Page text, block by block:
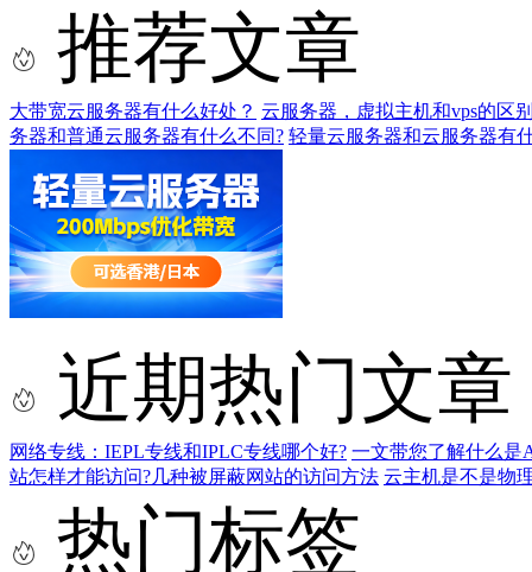
推荐文章
大带宽云服务器有什么好处？ 云服务器，虚拟主机和vps的区
务器和普通云服务器有什么不同? 轻量云服务器和云服务器有
近期热门文章
网络专线：IEPL专线和IPLC专线哪个好? 一文带您了解什么是
站怎样才能访问?几种被屏蔽网站的访问方法 云主机是不是物
热门标签